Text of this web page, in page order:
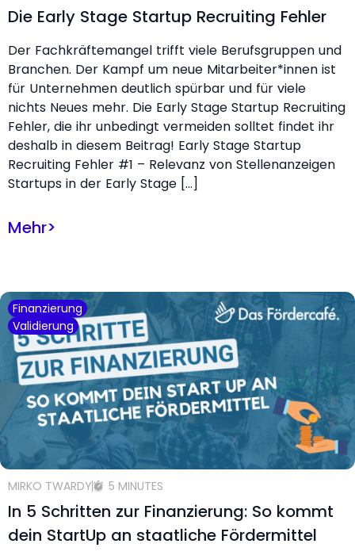
Die Early Stage Startup Recruiting Fehler
Der Fachkräftemangel trifft viele Berufsgruppen und
Branchen. Der Kampf um neue Mitarbeiter*innen ist
für Unternehmen deutlich spürbar und für viele
nichts Neues mehr. Die Early Stage Startup Recruiting
Fehler, die ihr unbedingt vermeiden solltet findet ihr
deshalb in diesem Beitrag! Early Stage Startup
Recruiting Fehler #1 – Relevanz von Stellenanzeigen
Startups in der Early Stage […]
Mehr>
Finanzierung
Validierung
MIRKO TWARDY 5 MINUTES
In 5 Schritten zur Finanzierung: So kommt
dein StartUp an staatliche Fördermittel